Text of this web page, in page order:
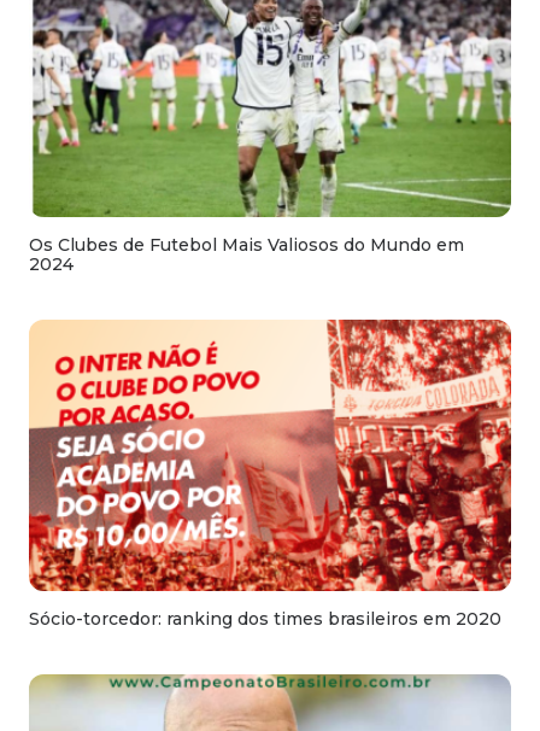
Os Clubes de Futebol Mais Valiosos do Mundo em
2024
Sócio-torcedor: ranking dos times brasileiros em 2020